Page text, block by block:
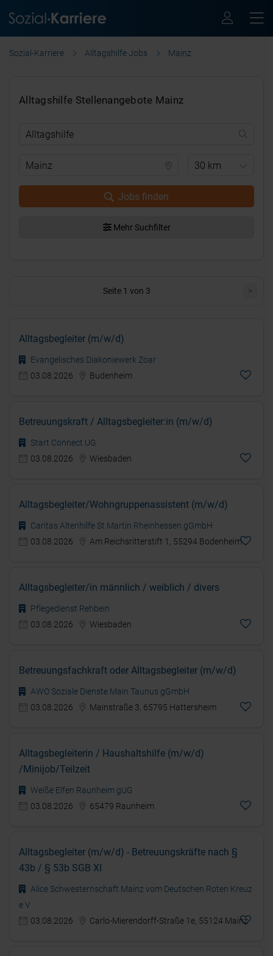
Sozial-Karriere Alltagshilfe Jobs Mainz
Alltagshilfe Stellenangebote Mainz
30 km
Jobs finden
Mehr Suchfilter
Seite 1 von 3 >
Alltagsbegleiter (m/w/d)
Evangelisches Diakoniewerk Zoar
03.08.2026
Budenheim
Betreuungskraft / Alltagsbegleiter:in (m/w/d)
Start Connect UG
03.08.2026
Wiesbaden
Alltagsbegleiter/Wohngruppenassistent (m/w/d)
Caritas Altenhilfe St Martin Rheinhessen gGmbH
03.08.2026
Am Reichsritterstift 1, 55294 Bodenheim
Alltagsbegleiter/in männlich / weiblich / divers
Pflegedienst Rehbein
03.08.2026
Wiesbaden
Betreuungsfachkraft oder Alltagsbegleiter (m/w/d)
AWO Soziale Dienste Main Taunus gGmbH
03.08.2026
Mainstraße 3, 65795 Hattersheim
Alltagsbegleiterin / Haushaltshilfe (m/w/d)
/Minijob/Teilzeit
Weiße Elfen Raunheim gUG
03.08.2026
65479 Raunheim
Alltagsbegleiter (m/w/d) - Betreuungskräfte nach §
43b / § 53b SGB XI
Alice Schwesternschaft Mainz vom Deutschen Roten Kreuz
e V
03.08.2026
Carlo-Mierendorff-Straße 1e, 55124 Mainz